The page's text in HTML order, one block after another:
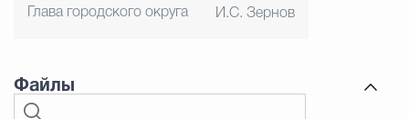
Глава городского округа И.С. Зернов
Файлы